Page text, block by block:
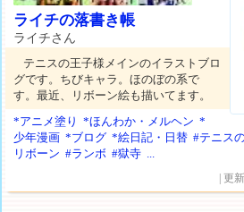
ライチの落書き帳
ライチさん
テニスの王子様メインのイラストブロ
グです。ちびキャラ。ほのぼの系で
す。最近、リボーン絵も描いてます。
*アニメ塗り
*ほんわか・メルヘン *
少年漫画 *ブログ *絵日記・日替 #テニス
リボーン #ランボ #獄寺 ...
| 更